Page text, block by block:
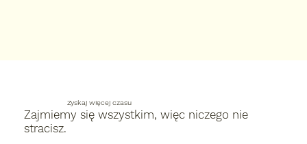
Zyskaj więcej czasu
Zajmiemy się wszystkim, więc niczego nie
stracisz.